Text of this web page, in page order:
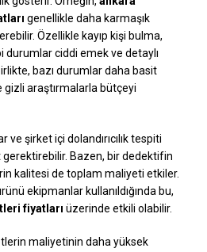
genellikle daha karmaşık
Özellikle kayıp kişi bulma,
durumlar ciddi emek ve detaylı
bazı durumlar daha basit
gizli araştırmalarla bütçeyi
ve şirket içi dolandırıcılık tespiti
gerektirebilir. Bazen, bir dedektifin
kalitesi de toplam maliyeti etkiler.
ekipmanlar kullanıldığında bu,
fiyatları üzerinde etkili olabilir.
maliyetinin daha yüksek